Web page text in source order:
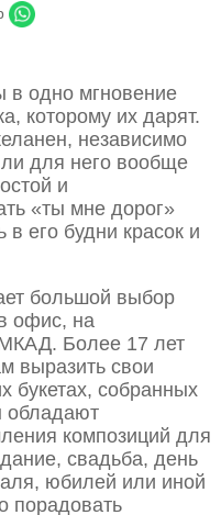
в одно мгновение
которому их дарят.
независимо
ли для него вообще
и
«ты мне дорог»
в его будни красок и
большой выбор
офис, на
Более 17 лет
выразить свои
букетах, собранных
композиций для
свадьба, день
юбилей или иной
порадовать